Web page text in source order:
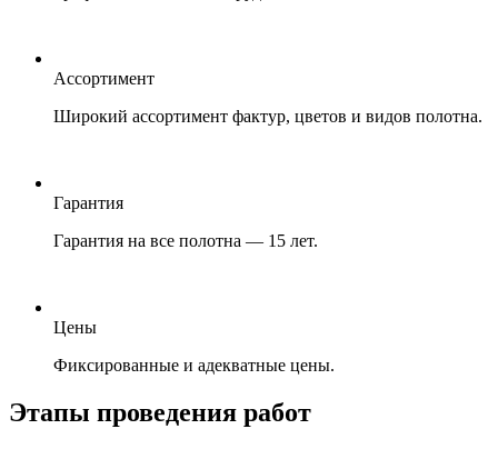
Ассортимент
Широкий ассортимент фактур, цветов и видов полотна.
Гарантия
Гарантия на все полотна — 15 лет.
Цены
Фиксированные и адекватные цены.
Этапы проведения работ